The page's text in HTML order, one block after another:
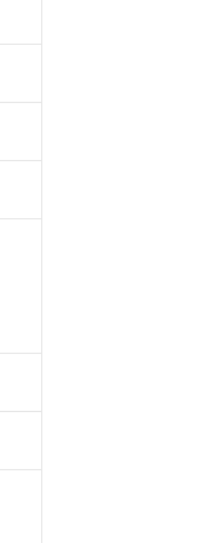
非含有を証明するも
完了までの期間は出
段のことがない限り、